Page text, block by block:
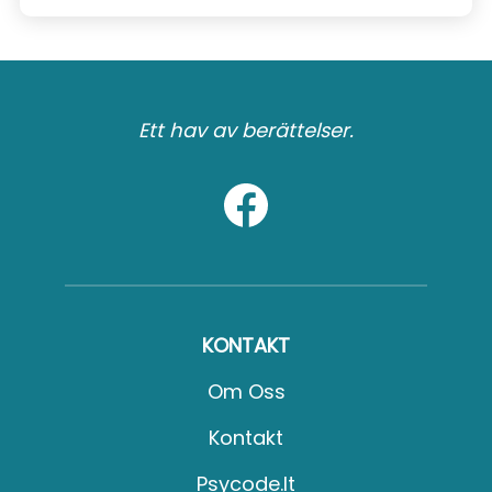
Ett hav av berättelser.
KONTAKT
Om Oss
Kontakt
Psycode.it